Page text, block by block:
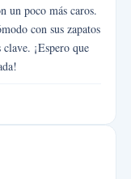
un poco más caros.
con sus zapatos
¡Espero que